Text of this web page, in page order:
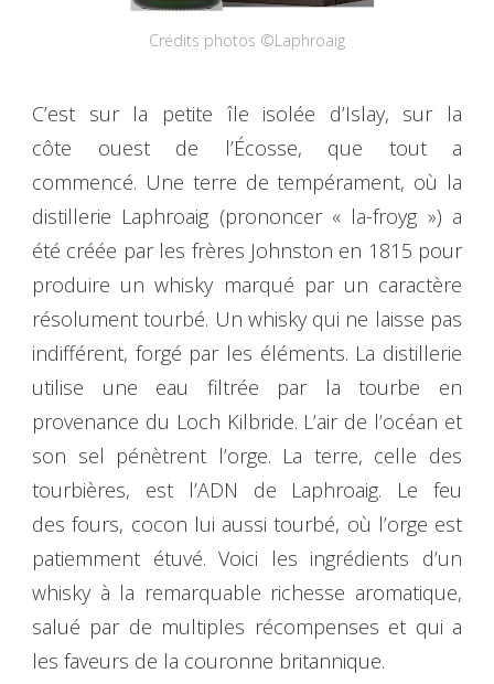
Crédits photos ©Laphroaig
C’est sur la petite île isolée d’Islay, sur la
côte ouest de l’Écosse, que tout a
commencé. Une terre de tempérament, où la
distillerie Laphroaig (prononcer « la-froyg ») a
été créée par les frères Johnston en 1815 pour
produire un whisky marqué par un caractère
résolument tourbé. Un whisky qui ne laisse pas
indifférent, forgé par les éléments. La distillerie
utilise une eau filtrée par la tourbe en
provenance du Loch Kilbride. L’air de l’océan et
son sel pénètrent l’orge. La terre, celle des
tourbières, est l’ADN de Laphroaig. Le feu
des fours, cocon lui aussi tourbé, où l’orge est
patiemment étuvé. Voici les ingrédients d’un
whisky à la remarquable richesse aromatique,
salué par de multiples récompenses et qui a
les faveurs de la couronne britannique.